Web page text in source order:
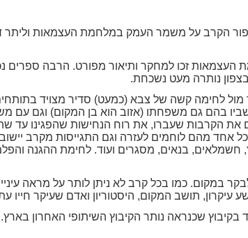
העצמאות זכו למחקר ותיאור מפורט. הרבה ספרים
נותרה מעט נשכחת.
לחימה קשה של צבא (כמעט) סדיר מצויד
בהם גם משפחתו (אזוב הוא בן המקום) וגם
את הקרבות שעברו, את רוח הנחישות שהפגינו עד
אחד מהם לוחמים לעזרה וגם התגייסות מקרב
חשמלאים, בנאים, מסגרים ועוד. לחימת ההגנה
במקום. כמו בכל קרב לא ניתן לותר על מראה
עיקרון, תושב המקום, היסטוריון ואדם שעיקר
בקיבוץ שכנראה נותר הקיבוץ השיתופי האחרון בארץ.